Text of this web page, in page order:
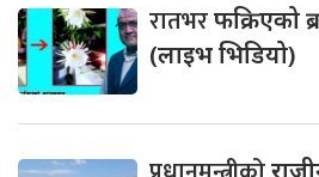
रातभरफक्रिएको
(लाइभ भिडियो)